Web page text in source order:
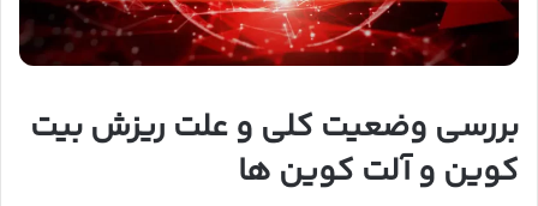
بررسی وضعیت کلی و علت ریزش بیت
کوین و آلت کوین ها